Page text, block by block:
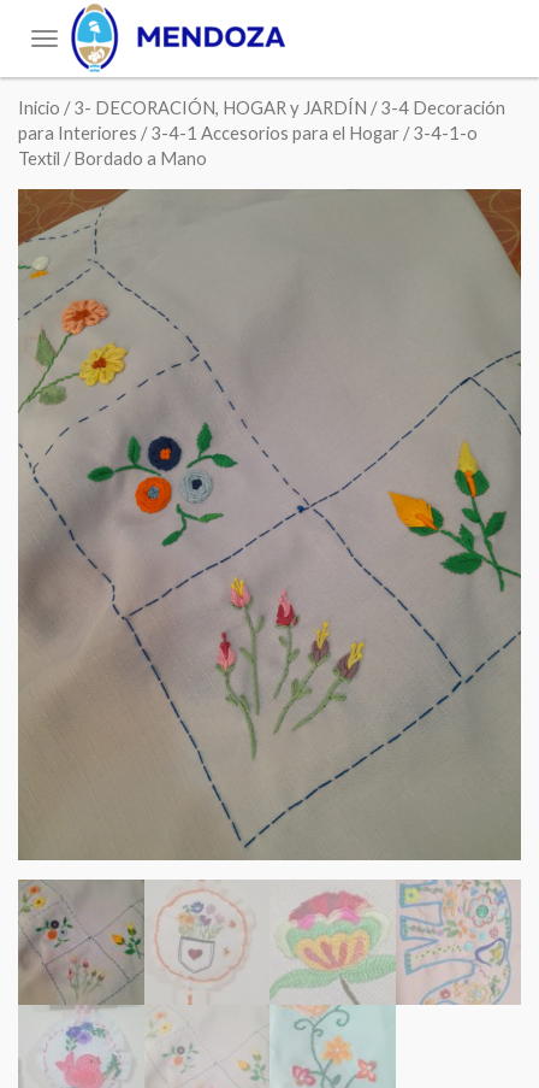
Toggle
navigation
Inicio /3- DECORACIÓN, HOGAR y JARDÍN /3-4 Decoración
para Interiores /3-4-1 Accesorios para el Hogar /3-4-1-o
Textil / Bordado a Mano